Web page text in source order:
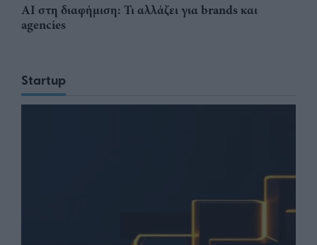
AI στη διαφήμιση: Τι αλλάζει για brands και
agencies
Startup